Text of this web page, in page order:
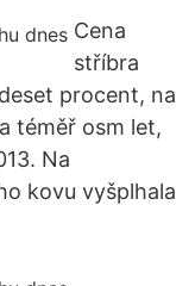
Cena
stříbra
procent, na
téměř osm let,
Na
kovu vyšplhala